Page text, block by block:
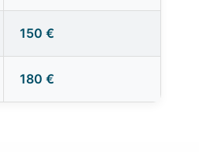
150 €
180 €